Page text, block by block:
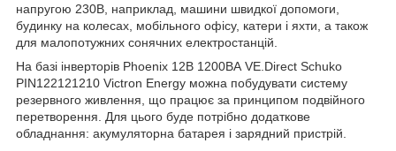
напругою 230В, наприклад, машини швидкої допомоги,
будинку на колесах, мобільного офісу, катери і яхти, а також
для малопотужних сонячних електростанцій.
На базі інверторів Phoenix 12В 1200ВА VE.Direct Schuko
PIN122121210 Victron Energy можна побудувати систему
резервного живлення, що працює за принципом подвійного
перетворення. Для цього буде потрібно додаткове
обладнання: акумуляторна батарея і зарядний пристрій.